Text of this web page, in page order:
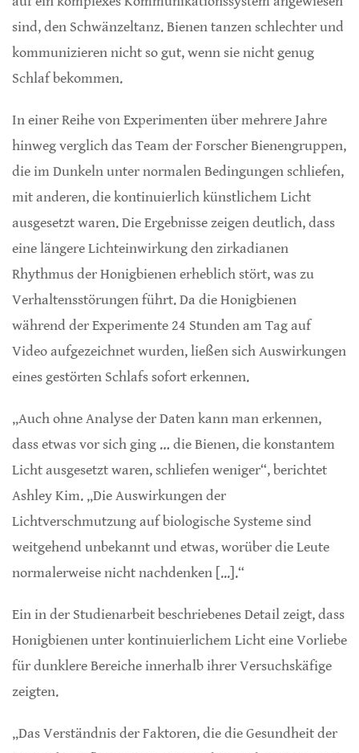
sind, den Schwänzeltanz. Bienen tanzen schlechter und
kommunizieren nicht so gut, wenn sie nicht genug
Schlaf bekommen.
In einer Reihe von Experimenten über mehrere Jahre
hinweg verglich das Team der Forscher Bienengruppen,
die im Dunkeln unter normalen Bedingungen schliefen,
mit anderen, die kontinuierlich künstlichem Licht
ausgesetzt waren. Die Ergebnisse zeigen deutlich, dass
eine längere Lichteinwirkung den zirkadianen
Rhythmus der Honigbienen erheblich stört, was zu
Verhaltensstörungen führt. Da die Honigbienen
während der Experimente 24 Stunden am Tag auf
Video aufgezeichnet wurden, ließen sich Auswirkungen
eines gestörten Schlafs sofort erkennen.
„Auch ohne Analyse der Daten kann man erkennen,
dass etwas vor sich ging … die Bienen, die konstantem
Licht ausgesetzt waren, schliefen weniger“, berichtet
Ashley Kim. „Die Auswirkungen der
Lichtverschmutzung auf biologische Systeme sind
weitgehend unbekannt und etwas, worüber die Leute
normalerweise nicht nachdenken [...].“
Ein in der Studienarbeit beschriebenes Detail zeigt, dass
Honigbienen unter kontinuierlichem Licht eine Vorliebe
für dunklere Bereiche innerhalb ihrer Versuchskäfige
zeigten.
„Das Verständnis der Faktoren, die die Gesundheit der